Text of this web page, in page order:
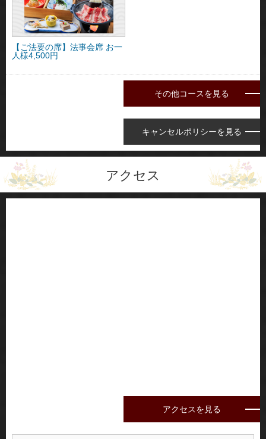
【ご法要の席】法事会席 お一
人様4,500円
その他コースを見る
キャンセルポリシーを見る
アクセス
アクセスを見る